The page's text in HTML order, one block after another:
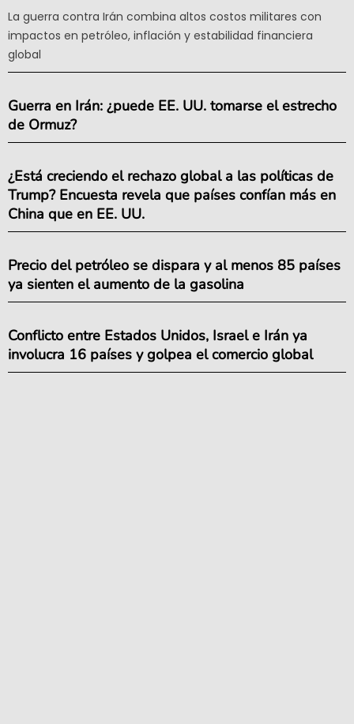
La guerra contra Irán combina altos costos militares con
impactos en petróleo, inflación y estabilidad financiera
global
Guerra en Irán: ¿puede EE. UU. tomarse el estrecho
de Ormuz?
¿Está creciendo el rechazo global a las políticas de
Trump? Encuesta revela que países confían más en
China que en EE. UU.
Precio del petróleo se dispara y al menos 85 países
ya sienten el aumento de la gasolina
Conflicto entre Estados Unidos, Israel e Irán ya
involucra 16 países y golpea el comercio global